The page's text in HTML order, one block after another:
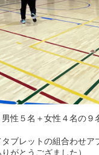
男性５名＋女性４名の
ブレットの組合わせア
がとうござました）